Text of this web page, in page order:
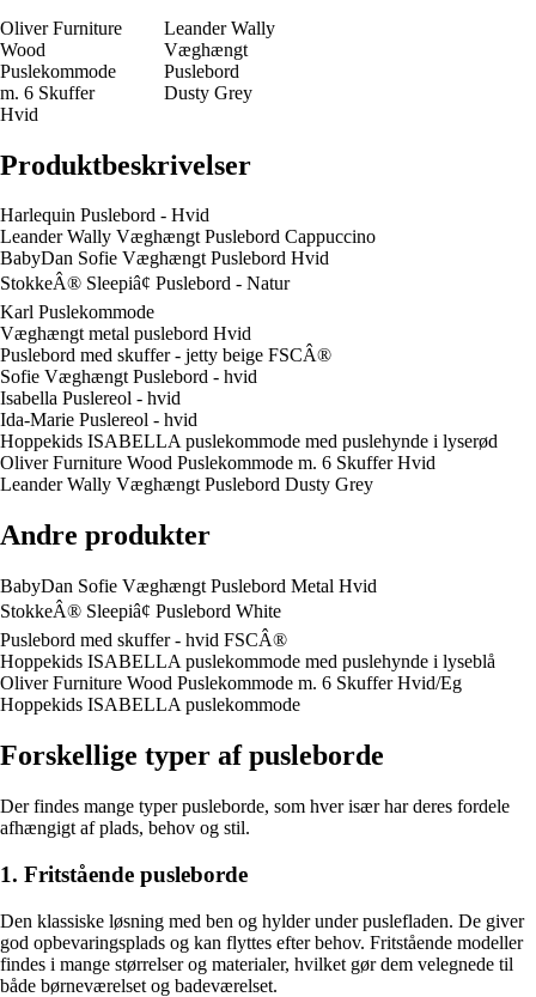
Oliver Furniture
Wood
Puslekommode
m. 6 Skuffer
Hvid
Leander Wally
Væghængt
Puslebord
Dusty Grey
Produktbeskrivelser
Harlequin Puslebord - Hvid
Leander Wally Væghængt Puslebord Cappuccino
BabyDan Sofie Væghængt Puslebord Hvid
StokkeÂ® Sleepiâ¢ Puslebord - Natur
Karl Puslekommode
Væghængt metal puslebord Hvid
Puslebord med skuffer - jetty beige FSCÂ®
Sofie Væghængt Puslebord - hvid
Isabella Puslereol - hvid
Ida-Marie Puslereol - hvid
Hoppekids ISABELLA puslekommode med puslehynde i lyserød
Oliver Furniture Wood Puslekommode m. 6 Skuffer Hvid
Leander Wally Væghængt Puslebord Dusty Grey
Andre produkter
BabyDan Sofie Væghængt Puslebord Metal Hvid
StokkeÂ® Sleepiâ¢ Puslebord White
Puslebord med skuffer - hvid FSCÂ®
Hoppekids ISABELLA puslekommode med puslehynde i lyseblå
Oliver Furniture Wood Puslekommode m. 6 Skuffer Hvid/Eg
Hoppekids ISABELLA puslekommode
Forskellige typer af pusleborde
Der findes mange typer pusleborde, som hver især har deres fordele
afhængigt af plads, behov og stil.
1. Fritstående pusleborde
Den klassiske løsning med ben og hylder under puslefladen. De giver
god opbevaringsplads og kan flyttes efter behov. Fritstående modeller
findes i mange størrelser og materialer, hvilket gør dem velegnede til
både børneværelset og badeværelset.